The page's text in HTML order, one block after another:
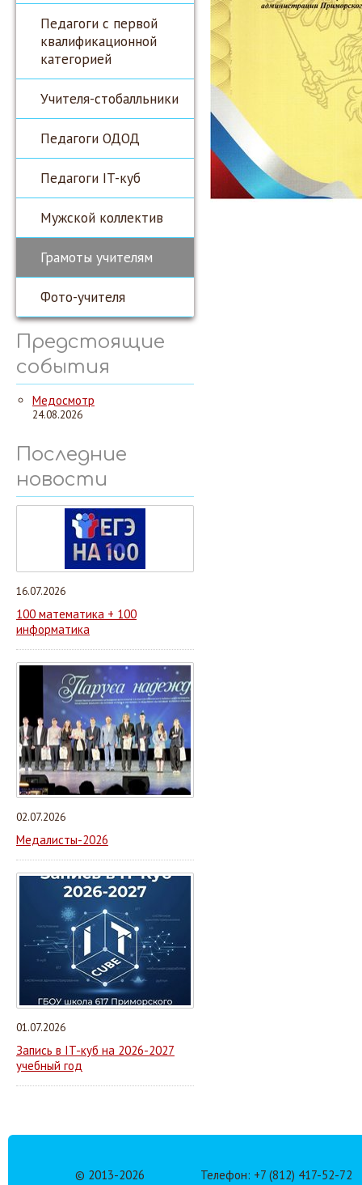
Педагоги с первой
квалификационной
категорией
Учителя-стобалльники
Педагоги ОДОД
Педагоги IT-куб
Мужской коллектив
Грамоты учителям
Фото-учителя
Предстоящие
события
Медосмотр
24.08.2026
Последние
новости
16.07.2026
100 математика + 100
информатика
02.07.2026
Медалисты-2026
01.07.2026
Запись в IT-куб на 2026-2027
учебный год
© 2013-2026 Телефон: +7 (812) 417-52-72